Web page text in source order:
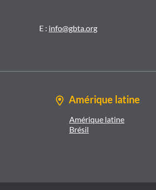
E : info@gbta.org
Amérique latine
Amérique latine
Brésil